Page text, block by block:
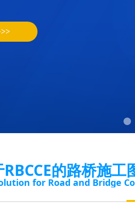
的路桥施
for Road and Bridge